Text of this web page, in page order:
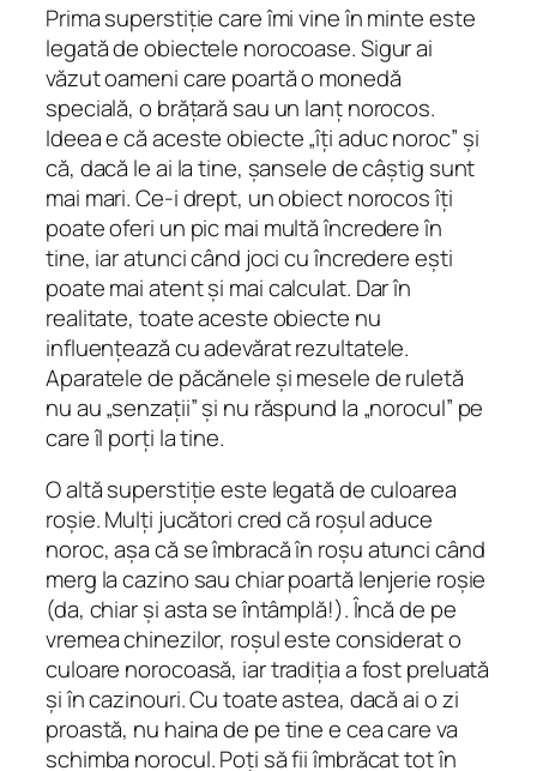
Prima superstiție care îmi vine în minte este
legată de obiectele norocoase. Sigur ai
văzut oameni care poartă o monedă
specială, o brățară sau un lanț norocos.
Ideea e că aceste obiecte „îți aduc noroc” și
că, dacă le ai la tine, șansele de câștig sunt
mai mari. Ce-i drept, un obiect norocos îți
poate oferi un pic mai multă încredere în
tine, iar atunci când joci cu încredere ești
poate mai atent și mai calculat. Dar în
realitate, toate aceste obiecte nu
influențează cu adevărat rezultatele.
Aparatele de păcănele și mesele de ruletă
nu au „senzații” și nu răspund la „norocul” pe
care îl porți la tine.
O altă superstiție este legată de culoarea
roșie. Mulți jucători cred că roșul aduce
noroc, așa că se îmbracă în roșu atunci când
merg la cazino sau chiar poartă lenjerie roșie
(da, chiar și asta se întâmplă!). Încă de pe
vremea chinezilor, roșul este considerat o
culoare norocoasă, iar tradiția a fost preluată
și în cazinouri. Cu toate astea, dacă ai o zi
proastă, nu haina de pe tine e cea care va
schimba norocul. Poți să fii îmbrăcat tot în